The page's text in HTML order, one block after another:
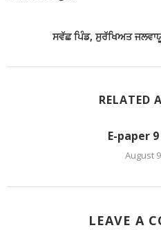
ਸਵੱਛ ਪਿੰਡ, ਸੁਰੱਖਿਅਤ
RELATED
E-paper
August
LEAVE A